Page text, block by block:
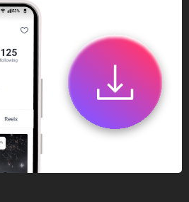
бот - смотри и
Reels
анонимно в чате
Перейти к боту